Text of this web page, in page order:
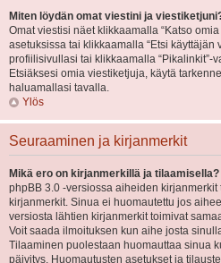
Miten löydän omat viestini ja
Omat viestisi näet klikkaamalla “Katso
asetuksissa tai klikkaamalla “Etsi käyttäjän
profiilisivullasi tai klikkaamalla “Pikalinkit”-
Etsiäksesi omia viestiketjuja, käytä
haluamallasi tavalla.
Ylös
Seuraaminen ja kirjanmerkit
Mikä ero on kirjanmerkillä ja tilaamisella?
phpBB 3.0 -versiossa aiheiden
kirjanmerkit. Sinua ei huomautettu jos
versiosta lähtien kirjanmerkit toimivat
Voit saada ilmoituksen kun aihe josta
Tilaaminen puolestaan huomauttaa sinua
päivitys. Huomautusten asetukset ja